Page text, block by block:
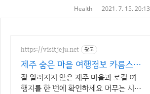
Health 2021. 7. 15. 20:13
https://visitjeju.net 광고
제주 숨은 마을 여행정보 카름스테
이 마을여행
잘 알려지지 않은 제주 마을과 로컬 여
행지를 한 번에 확인하세요 머무는 시간